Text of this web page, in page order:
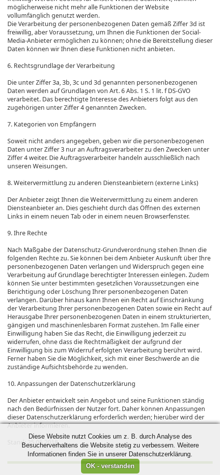
möglicherweise nicht mehr alle Funktionen der Website
vollumfänglich genutzt werden.
Die Verarbeitung der personenbezogenen Daten gemäß Ziffer 3d ist
freiwillig, aber Voraussetzung, um Ihnen die Funktionen der Social-
Media-Anbieter ermöglichen zu können; ohne die Bereitstellung dieser
Daten können wir Ihnen diese Funktionen nicht anbieten.
6. Rechtsgrundlage der Verarbeitung
Die unter Ziffer 3a, 3b, 3c und 3d genannten personenbezogenen
Daten werden auf Grundlagen von Art. 6 Abs. 1 S. 1 lit. f DS-GVO
verarbeitet. Das berechtigte Interesse des Anbieters folgt aus den
zugehörigen unter Ziffer 4 genannten Zwecken.
7. Kategorien von Empfängern
Soweit nicht anders angegeben, geben wir die personenbezogenen
Daten unter Ziffer 3 nur an Auftragsverarbeiter zu den Zwecken unter
Ziffer 4 weiter. Die Auftragsverarbeiter handeln ausschließlich nach
unseren Weisungen.
8. Weitervermittlung zu anderen Diensteanbietern (externe Links)
Der Anbieter zeigt Ihnen die Weitervermittlung zu einem anderen
Diensteanbieter an. Dies geschieht durch das Öffnen des externen
Links in einem neuen Tab oder in einem neuen Browserfenster.
9. Ihre Rechte
Nach Maßgabe der Datenschutz-Grundverordnung stehen Ihnen die
folgenden Rechte zu. Sie können bei dem Anbieter Auskunft über Ihre
personenbezogenen Daten verlangen und Widerspruch gegen eine
Verarbeitung auf Grundlage berechtigter Interessen einlegen. Zudem
können Sie unter bestimmten gesetzlichen Voraussetzungen eine
Berichtigung oder Löschung Ihrer personenbezogenen Daten
verlangen. Darüber hinaus kann Ihnen ein Recht auf Einschränkung
der Verarbeitung Ihrer personenbezogenen Daten sowie ein Recht auf
Herausgabe Ihrer personenbezogenen Daten in einem strukturierten,
gängigen und maschinenlesbaren Format zustehen. Im Falle einer
Einwilligung haben Sie das Recht, die Einwilligung jederzeit zu
widerrufen, ohne dass die Rechtmäßigkeit der aufgrund der
Einwilligung bis zum Widerruf erfolgten Verarbeitung berührt wird.
Ferner haben Sie die Möglichkeit, sich mit einer Beschwerde an die
zuständige Aufsichtsbehörde zu wenden.
10. Anpassungen der Datenschutzerklärung
Der Anbieter entwickelt sein Angebot und seine Funktionen ständig
nach den Bedürfnissen der Nutzer fort. Daher können Anpassungen
dieser Datenschutzerklärung erforderlich werden; hierüber wird der
Anbieter informieren.
Stand: 25.05.2018
Diese Website nutzt Cookies um z. B. durch Analyse des
Besucherverhaltens die Website stetig zu verbessern. Weitere
Informationen finden Sie in unserer Datenschutzerklärung.